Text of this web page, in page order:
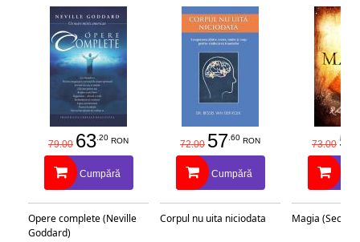
79.00 63.20 RON
Cumpără
Opere complete (Neville
Goddard)
72.00 57.60 RON
Cumpără
Corpul nu uita niciodata
73.00 58
Magia